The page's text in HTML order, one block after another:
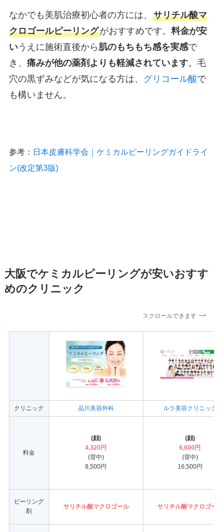
なかでも美肌治療初心者の方には、 サリチル酸マ
クロゴールピーリングがおすすめです。 料金が安
いうえに施術直後から 肌のもちもち感を実感で
き、 痛みが他の薬剤よりも軽減されています。毛
穴の黒ずみなどが気になる方は、
グリコール酸で
も構いません。
参考： 日本皮膚科学会｜ケミカルピーリングガイドライ
ン(改定第3版)
大阪でケミカルピーリングが安いおすす
めのクリニック
スクロールできます
クリニック 品川美容外科 ルラ美容クリニック
料金
(顔)
4,320円
(背中)
8,500円
(顔)
6,600円
(背中)
16,500円
ピーリング
剤
サリチル酸マクロゴール サリチル酸マクロゴール